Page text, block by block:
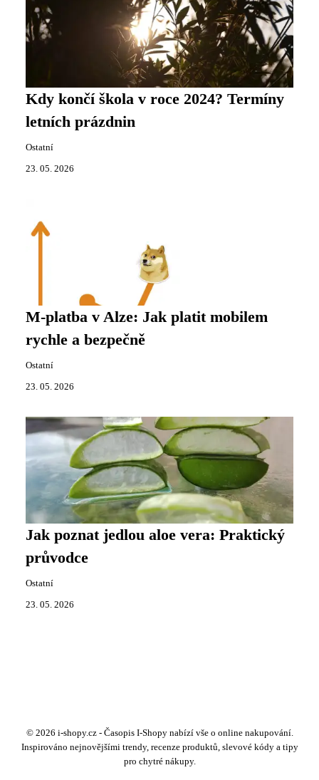
Kdy končí škola v roce 2024? Termíny
letních prázdnin
Ostatní
23. 05. 2026
M-platba v Alze: Jak platit mobilem
rychle a bezpečně
Ostatní
23. 05. 2026
Jak poznat jedlou aloe vera: Praktický
průvodce
Ostatní
23. 05. 2026
© 2026 i-shopy.cz - Časopis I-Shopy nabízí vše o online nakupování.
Inspirováno nejnovějšími trendy, recenze produktů, slevové kódy a tipy
pro chytré nákupy.